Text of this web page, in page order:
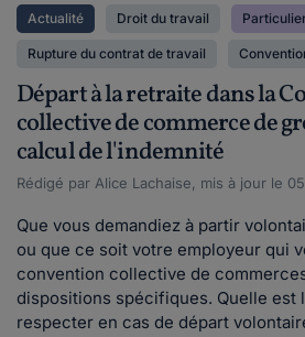
Actualité Droit du travail
Rupture du contrat de travail
Départ à la retraite dans la
collective de commerce de
calcul de l'indemnité
Rédigé par Alice Lachaise, mis à jour le
Que vous demandiez à partir
ou que ce soit votre employeur qui
convention collective de
dispositions spécifiques. Quelle est
respecter en cas de départ